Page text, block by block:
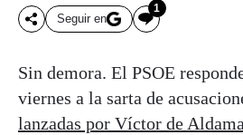
Seguir en
1
Sin demora. El PSOE
viernes a la sarta de
lanzadas por Víctor de